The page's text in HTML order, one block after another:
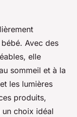
Avec des
elle
sommeil et à la
les lumières
produits,
choix idéal